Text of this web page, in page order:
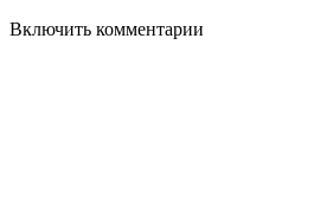
Включить комментарии